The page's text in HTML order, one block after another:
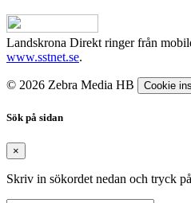
Landskrona Direkt ringer från
www.sstnet.se.
© 2026 Zebra Media HB Cookie
Sök på sidan
×
Skriv in sökordet nedan och tryck